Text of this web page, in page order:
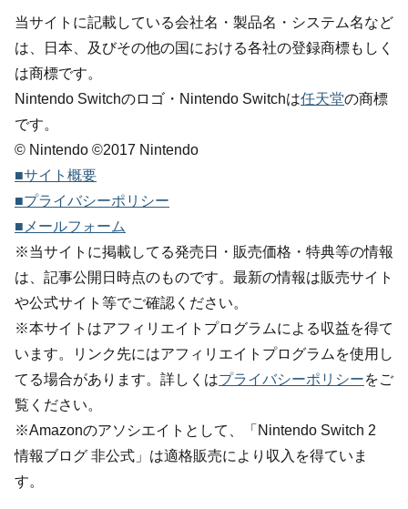
当サイトに記載している会社名・製品名・システム名など
は、日本、及びその他の国における各社の登録商標もしく
は商標です。
Nintendo Switchのロゴ・Nintendo Switchは任天堂の商標
です。
© Nintendo ©2017 Nintendo
■サイト概要
■プライバシーポリシー
■メールフォーム
※当サイトに掲載してる発売日・販売価格・特典等の情報
は、記事公開日時点のものです。最新の情報は販売サイト
や公式サイト等でご確認ください。
※本サイトはアフィリエイトプログラムによる収益を得て
います。リンク先にはアフィリエイトプログラムを使用し
てる場合があります。詳しくはプライバシーポリシーをご
覧ください。
※Amazonのアソシエイトとして、「Nintendo Switch 2
情報ブログ 非公式」は適格販売により収入を得ていま
す。